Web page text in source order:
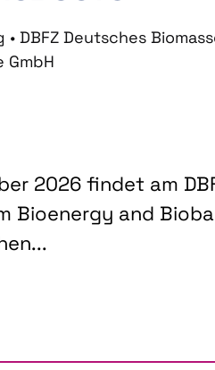
• DBFZ Deutsches
GmbH
2026 findet am
Bioenergy and
Doctoral Colloquium